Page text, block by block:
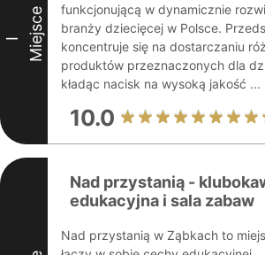
I Miejsce
funkcjonującą w dynamicznie
branży dziecięcej w Polsce.
koncentruje się na dostarczaniu
produktów przeznaczonych dla
kładąc nacisk na wysoką jakość ...
10.0
Nad przystanią -
edukacyjna i sala zabaw
Nad przystanią w Ząbkach to